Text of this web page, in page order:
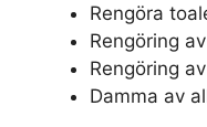
Rengöra
Rengöring
Rengöring
Damma av